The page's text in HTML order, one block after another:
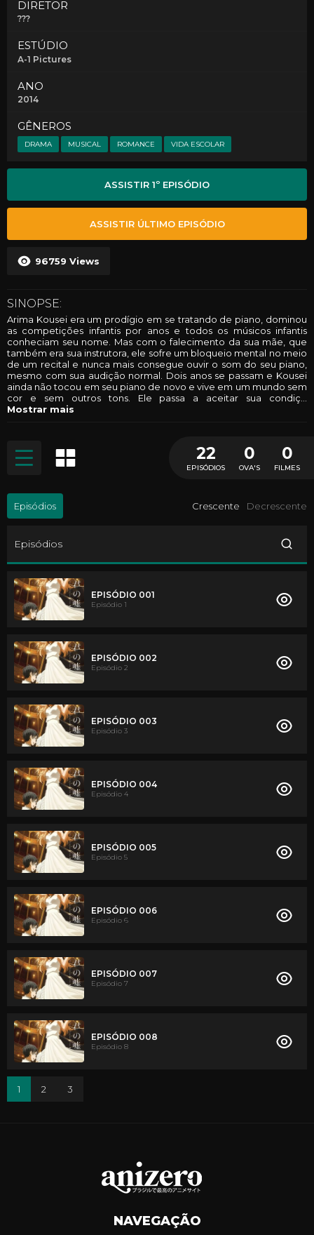
DIRETOR
???
ESTÚDIO
A-1 Pictures
ANO
2014
GÊNEROS
DRAMA MUSICAL ROMANCE VIDA ESCOLAR
96759 Views
ASSISTIR 1º EPISÓDIO
ASSISTIR ÚLTIMO EPISÓDIO
SINOPSE:
Arima Kousei era um prodígio em se tratando de piano, dominou
as competições infantis por anos e todos os músicos infantis
conheciam seu nome. Mas com o falecimento da sua mãe, que
também era sua instrutora, ele sofre um bloqueio mental no meio
de um recital e nunca mais consegue ouvir o som do seu piano,
mesmo com sua audição normal. Dois anos se passam e Kousei
ainda não tocou em seu piano de novo e vive em um mundo sem
cor e sem outros tons. Ele passa a aceitar sua condiç
Mostrar mais
22
EPISÓDIOS
0
OVA'S
0
FILMES
Episódios Crescente Decrescente
Episódios
EPISÓDIO 001
Episódio 1
EPISÓDIO 002
Episódio 2
EPISÓDIO 003
Episódio 3
EPISÓDIO 004
Episódio 4
EPISÓDIO 005
Episódio 5
EPISÓDIO 006
Episódio 6
EPISÓDIO 007
Episódio 7
EPISÓDIO 008
Episódio 8
1 2 3
NAVEGAÇÃO